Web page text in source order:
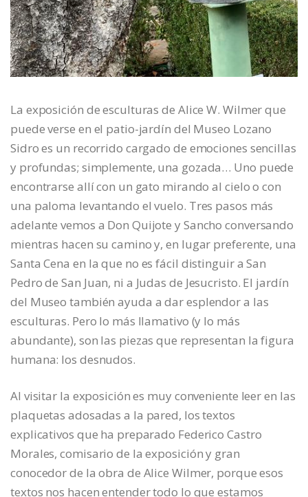
La exposición de esculturas de Alice W. Wilmer que
puede verse en el patio-jardín del Museo Lozano
Sidro es un recorrido cargado de emociones sencillas
y profundas; simplemente, una gozada… Uno puede
encontrarse allí con un gato mirando al cielo o con
una paloma levantando el vuelo. Tres pasos más
adelante vemos a Don Quijote y Sancho conversando
mientras hacen su camino y, en lugar preferente, una
Santa Cena en la que no es fácil distinguir a San
Pedro de San Juan, ni a Judas de Jesucristo. El jardín
del Museo también ayuda a dar esplendor a las
esculturas. Pero lo más llamativo (y lo más
abundante), son las piezas que representan la figura
humana: los desnudos.
Al visitar la exposición es muy conveniente leer en las
plaquetas adosadas a la pared, los textos
explicativos que ha preparado Federico Castro
Morales, comisario de la exposición y gran
conocedor de la obra de Alice Wilmer, porque esos
textos nos hacen entender todo lo que estamos